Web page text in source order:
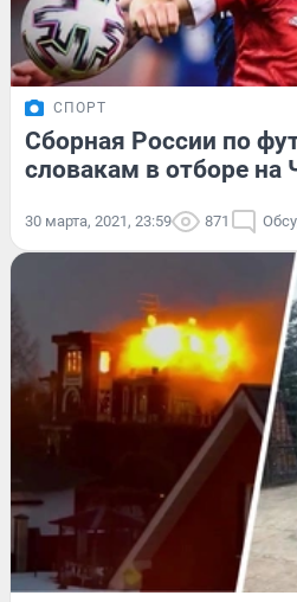
СПОРТ
Сборная России по
словакам в отборе
30 марта, 2021, 23:59 871